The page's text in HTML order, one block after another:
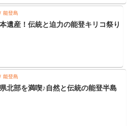
能登島
遺産！伝統と迫力の能登キリコ祭り
能登島
北部を満喫♪自然と伝統の能登半島